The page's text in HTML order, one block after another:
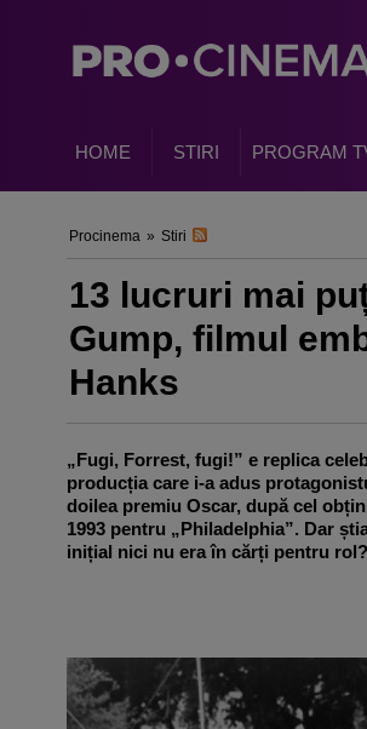
HOME STIRI PROGRAM
Procinema » Stiri
13 lucruri mai
Gump, filmul
Hanks
„Fugi, Forrest, fugi!” e replica
producția care i-a adus
doilea premiu Oscar, după cel
1993 pentru „Philadelphia”. Dar
inițial nici nu era în cărți pentru rol?